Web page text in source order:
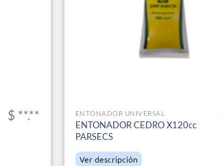
$ **.** ENTONADOR UNIVERSAL
ENTONADOR CEDRO X120cc
PARSECS
Ver descripción